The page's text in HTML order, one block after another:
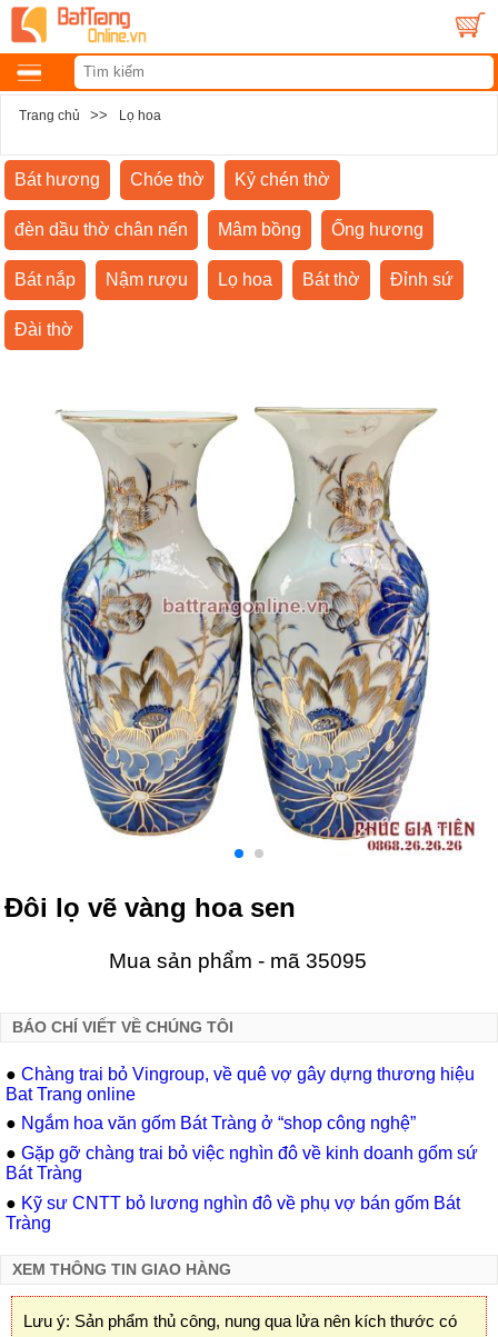
Trang chủ >> Lọ hoa
Bát hương Chóe thờ Kỷ chén thờ
đèn dầu thờ chân nến Mâm bồng Ống hương
Bát nắp Nậm rượu Lọ hoa Bát thờ Đỉnh sứ
Đài thờ
Đôi lọ vẽ vàng hoa sen
Mua sản phẩm - mã 35095
BÁO CHÍ VIẾT VỀ CHÚNG TÔI
● Chàng trai bỏ Vingroup, về quê vợ gây dựng thương hiệu
Bat Trang online
● Ngắm hoa văn gốm Bát Tràng ở “shop công nghệ”
● Gặp gỡ chàng trai bỏ việc nghìn đô về kinh doanh gốm sứ
Bát Tràng
● Kỹ sư CNTT bỏ lương nghìn đô về phụ vợ bán gốm Bát
Tràng
XEM THÔNG TIN GIAO HÀNG
Lưu ý: Sản phẩm thủ công, nung qua lửa nên kích thước có